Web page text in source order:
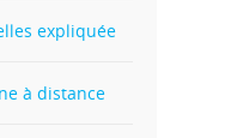
expliquée
à distance